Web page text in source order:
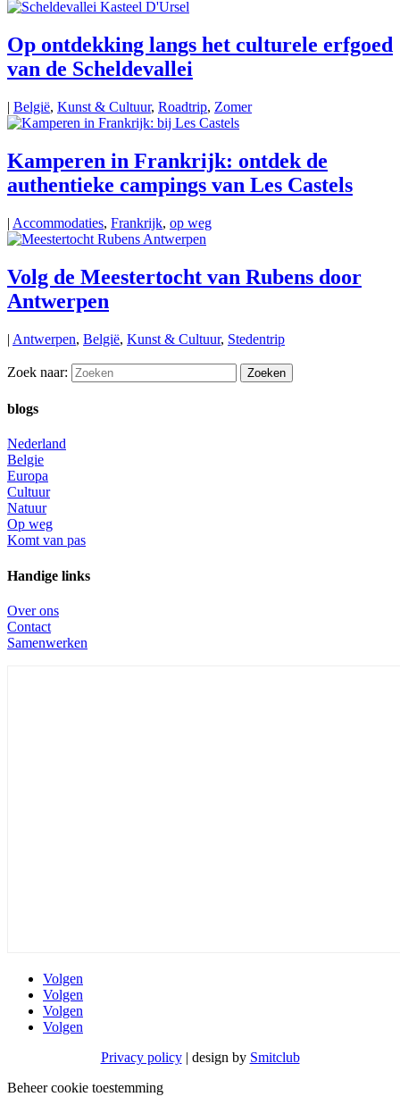
Op ontdekking langs het culturele erfgoed
van de Scheldevallei
| België, Kunst & Cultuur, Roadtrip, Zomer
Kamperen in Frankrijk: ontdek de
authentieke campings van Les Castels
| Accommodaties, Frankrijk, op weg
Volg de Meestertocht van Rubens door
Antwerpen
| Antwerpen, België, Kunst & Cultuur, Stedentrip
Zoek naar:
blogs
Nederland
Belgie
Europa
Cultuur
Natuur
Op weg
Komt van pas
Handige links
Over ons
Contact
Samenwerken
Volgen
Volgen
Volgen
Volgen
Privacy policy| design by Smitclub
Beheer cookie toestemming